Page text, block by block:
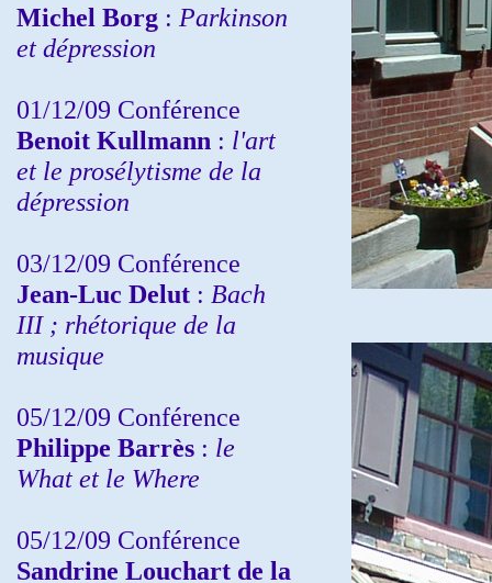
Michel Borg : Parkinson
et dépression
01/12/09 Conférence
Benoit Kullmann : l'art
et le prosélytisme de la
dépression
03/12/09 Conférence
Jean-Luc Delut : Bach
III ; rhétorique de la
musique
05/12/09 Conférence
Philippe Barrès : le
What et le Where
05/12/09 Conférence
Sandrine Louchart de la